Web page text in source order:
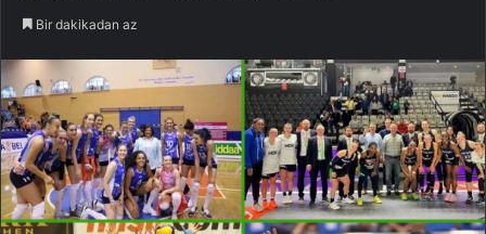
Bir dakikadan az